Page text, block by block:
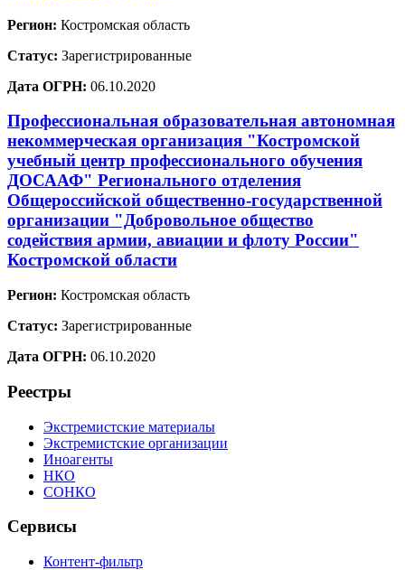
Регион: Костромская область
Статус: Зарегистрированные
Дата ОГРН: 06.10.2020
Профессиональная образовательная автономная
некоммерческая организация "Костромской
учебный центр профессионального обучения
ДОСААФ" Регионального отделения
Общероссийской общественно-государственной
организации "Добровольное общество
содействия армии, авиации и флоту России"
Костромской области
Регион: Костромская область
Статус: Зарегистрированные
Дата ОГРН: 06.10.2020
Реестры
Экстремистские материалы
Экстремистские организации
Иноагенты
НКО
СОНКО
Сервисы
Контент-фильтр